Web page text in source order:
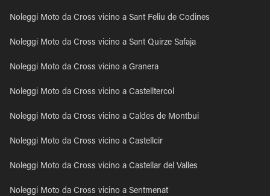
Noleggi Moto da Cross vicino a Sant Feliu de Codines
Noleggi Moto da Cross vicino a Sant Quirze Safaja
Noleggi Moto da Cross vicino a Granera
Noleggi Moto da Cross vicino a Castelltercol
Noleggi Moto da Cross vicino a Caldes de Montbui
Noleggi Moto da Cross vicino a Castellcir
Noleggi Moto da Cross vicino a Castellar del Valles
Noleggi Moto da Cross vicino a Sentmenat